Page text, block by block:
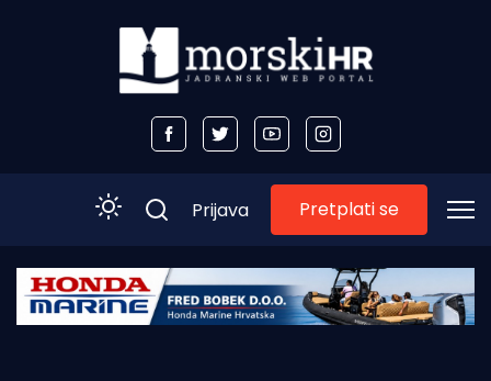
Početna
Prijava Pretplati se